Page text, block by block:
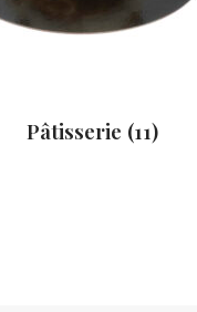
Pâtisserie (11)